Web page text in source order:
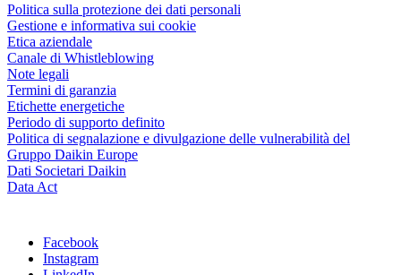
Politica sulla protezione dei dati personali
Gestione e informativa sui cookie
Etica aziendale
Canale di Whistleblowing
Note legali
Termini di garanzia
Etichette energetiche
Periodo di supporto definito
Politica di segnalazione e divulgazione delle vulnerabilità del
Gruppo Daikin Europe
Dati Societari Daikin
Data Act
Facebook
Instagram